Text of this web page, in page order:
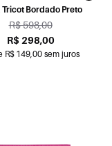
Tricot Bordado Preto
R$ 598,00
R$ 298,00
R$ 149,00 sem juros